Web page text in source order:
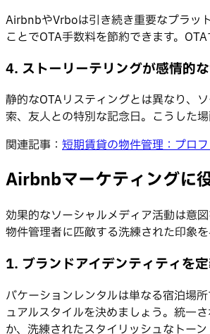
AirbnbやVrboは引き続き重要なプラッ
ことでOTA手数料を節約できます。
4. ストーリーテリングが感情的
静的なOTAリスティングとは異なり、
索、友人との特別な記念日。こうした
関連記事： 短期賃貸の物件管理：プロ
Airbnbマーケティングに
効果的なソーシャルメディア活動は意
物件管理者に匹敵する洗練された印象を
1. ブランドアイデンティティを
バケーションレンタルは単なる宿泊場
ュアルスタイルを決めましょう。統一
か、洗練されたスタイリッシュなトー